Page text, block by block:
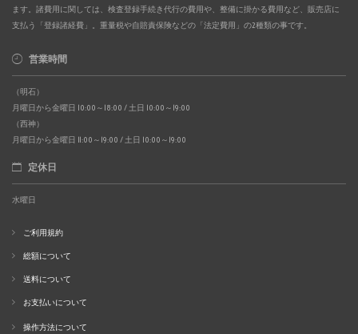
ます。諸費用に関しては、検査登録手続き代行の費用や、整備に掛かる費用など、販売店に
支払う「登録諸経費」。重量税や自賠責保険などの「法定費用」の2種類の事です。
営業時間
（明石）
月曜日から金曜日 10:00～18:00 / 土日 10:00～19:00
（西神）
月曜日から金曜日 11:00～19:00 / 土日 10:00～19:00
定休日
水曜日
ご利用規約
総額について
送料について
お支払いについて
操作方法について